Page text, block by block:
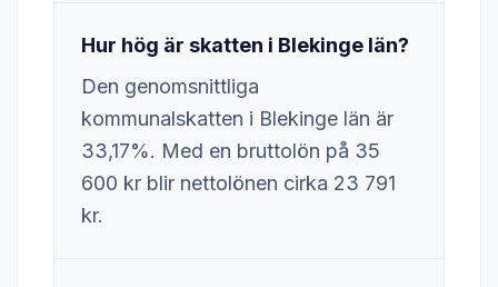
Hur hög är skatten i Blekinge län?
Den genomsnittliga
kommunalskatten i Blekinge län är
33,17%. Med en bruttolön på 35
600 kr blir nettolönen cirka 23 791
kr.